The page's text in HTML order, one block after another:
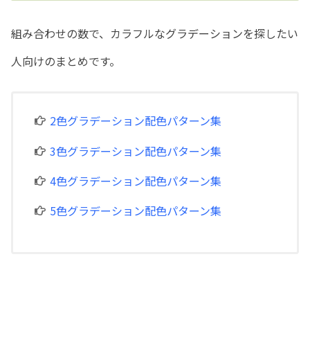
組み合わせの数で、カラフルなグラデーションを探したい
人向けのまとめです。
2色グラデーション配色パターン集
3色グラデーション配色パターン集
4色グラデーション配色パターン集
5色グラデーション配色パターン集